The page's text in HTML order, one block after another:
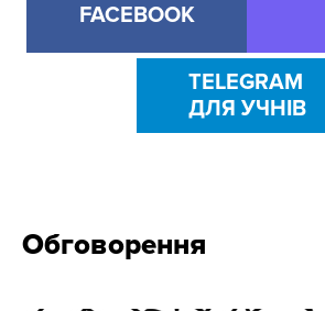
FACEBOOK
TELEGRAM
ДЛЯ УЧНІВ
Обговорення